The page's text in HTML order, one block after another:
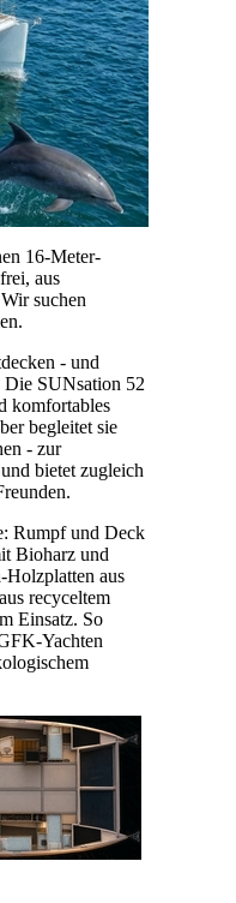
16-Meter-
aus
suchen
- und
Die SUNsation 52
komfortables
begleitet sie
- zur
bietet zugleich
Rumpf und Deck
Bioharz und
Holzplatten aus
recyceltem
Einsatz. So
Yachten